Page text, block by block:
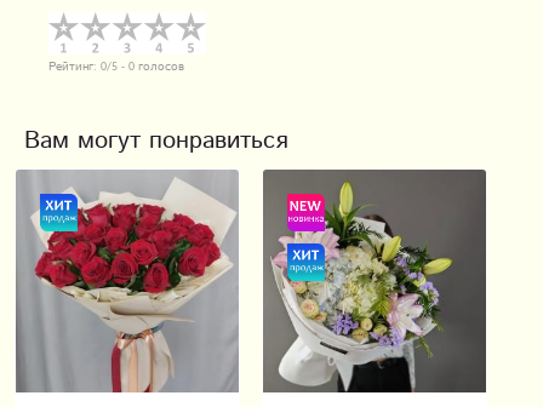
Рейтинг: 0/5 - 0 голосов
Вам могут понравиться